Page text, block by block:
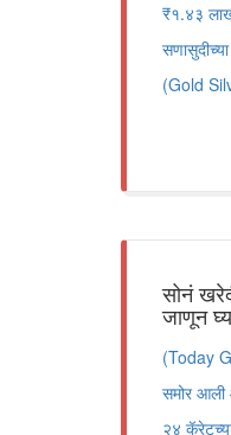
₹१.४३
(Gold
सोनं
जाणून
(Today
समोर आली
२४